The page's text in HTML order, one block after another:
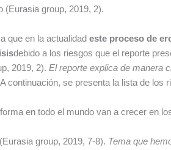
(Eurasia group, 2019, 2).
que en la actualidad este proceso de
debido a los riesgos que el reporte
2019, 2). El reporte explica de manera
A continuación, se presenta la lista de los
en todo el mundo van a crecer en
(Eurasia group, 2019, 7-8). Tema que